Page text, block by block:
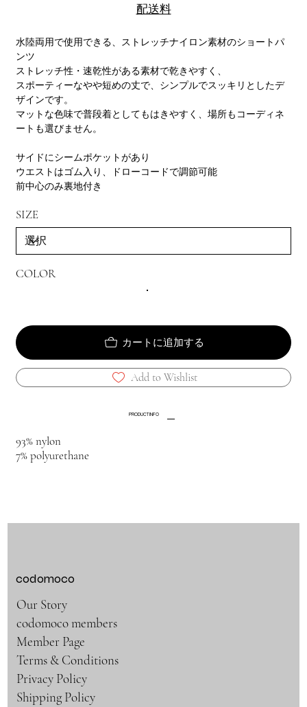
格
配送料
水陸両用で使用できる、ストレッチナイロン素材のショートパ
ンツ
ストレッチ性・速乾性がある素材で乾きやすく、
スポーティーなやや短めの丈で、シンプルでスッキリとしたデ
ザインです。
マットな色味で普段着としてもはきやすく、場所もコーディネ
ートも選びません。
サイドにシームポケットがあり
ウエストはゴム入り、ドローコードで調節可能
前中心のみ裏地付き
SIZE
COLOR
カートに追加する
Add to Wishlist
PRODUCT INFO
93% nylon
7% polyurethane
codomoco
Our Story
codomoco members
Member Page
Terms & Conditions
Privacy Policy
Shipping Policy